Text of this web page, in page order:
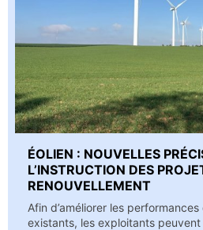
ÉOLIEN : NOUVELLES
L’INSTRUCTION DES
RENOUVELLEMENT
Afin d’améliorer les
existants, les exploitants peuvent